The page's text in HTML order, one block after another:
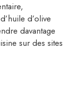
d’olive
davantage
sur des sites